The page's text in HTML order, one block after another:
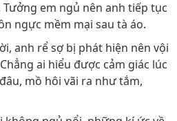
em ngủ nên anh tiếp tục
ngực mềm mại sau tà áo.
anh rể sợ bị phát hiện nên vội
ai hiểu được cảm giác lúc
mồ hôi vãi ra như tắm,